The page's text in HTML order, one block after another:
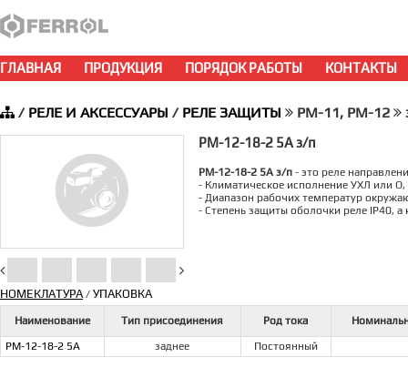
ГЛАВНАЯ ПРОДУКЦИЯ ПОРЯДОК РАБОТЫ КОНТАКТЫ
/ РЕЛЕ И АКСЕССУАРЫ / РЕЛЕ ЗАЩИТЫ РМ-11, РМ-12
РМ-12-18-2 5А з/п
РМ-12-18-2 5А з/п - это реле
- Климатическое исполнение УХЛ или
- Диапазон рабочих температур
- Степень защиты оболочки реле IP40,
НОМЕКЛАТУРА/ УПАКОВКА
Наименование Тип присоединения Род тока
РМ-12-18-2 5А
заднее Постоянный